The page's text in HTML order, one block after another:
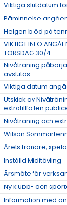
Viktiga slutdatum
Påminnelse
Helgen bjöd på
VIKTIGT INFO
TORSDAG 30/4
Nivåträning
avslutas
Viktiga datum
Utskick av
extratillfällen
Nivåträning och
Wilson
Årets tränare,
Inställd Miditävling
Årsmöte för
Ny klubb- och
Information med